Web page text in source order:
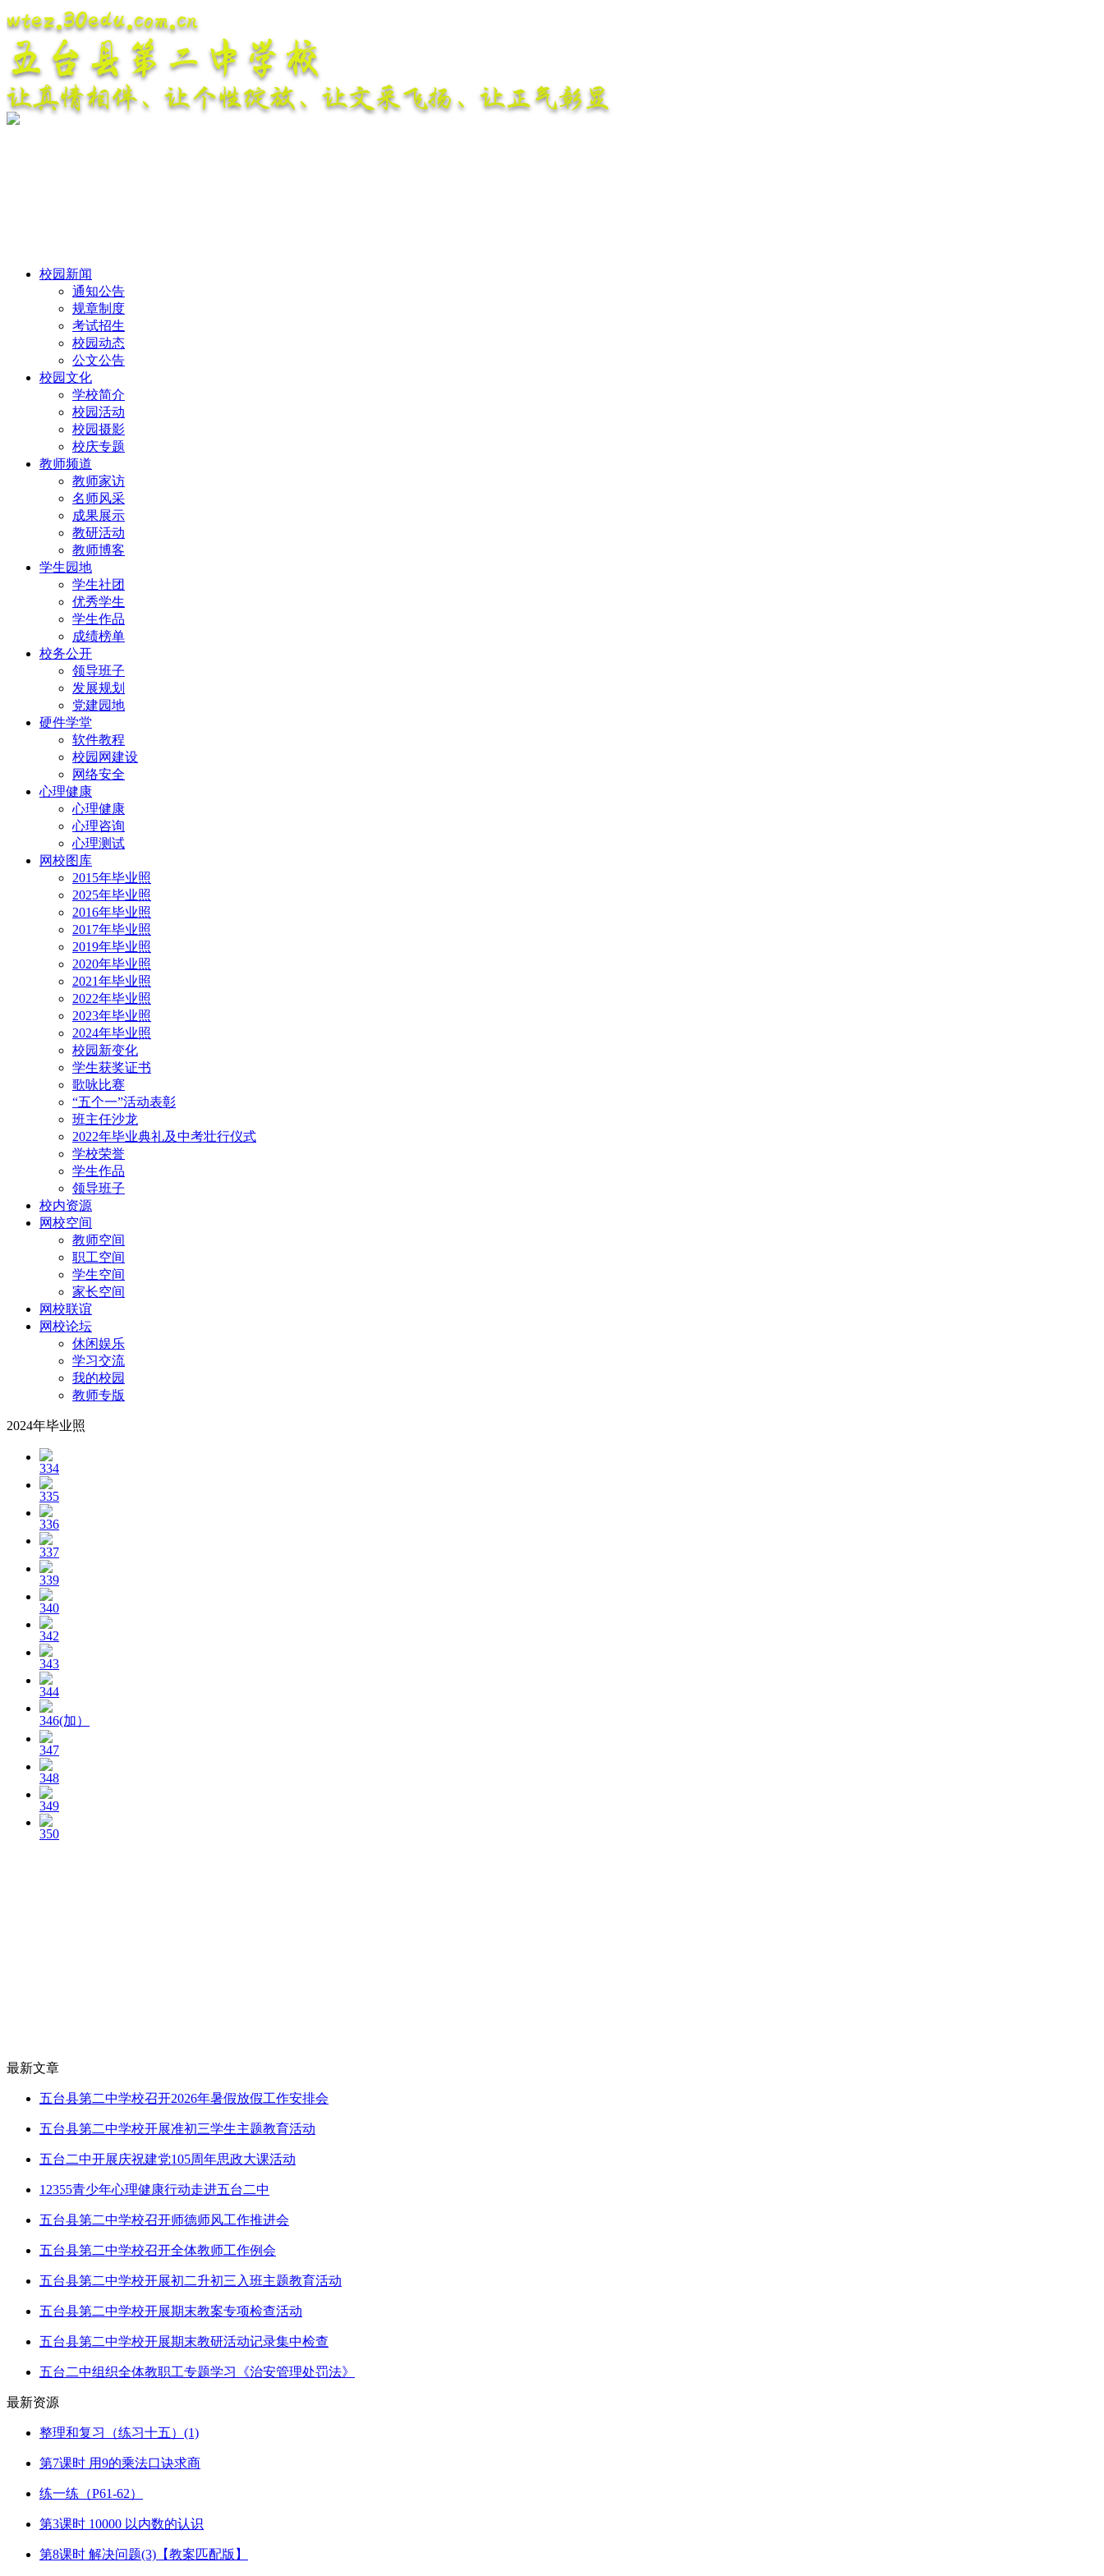
wtez.30edu.com.cn
五台县第二中学校
让真情相伴、让个性绽放、让文采飞扬、让正气彰显
校园新闻
通知公告
规章制度
考试招生
校园动态
公文公告
校园文化
学校简介
校园活动
校园摄影
校庆专题
教师频道
教师家访
名师风采
成果展示
教研活动
教师博客
学生园地
学生社团
优秀学生
学生作品
成绩榜单
校务公开
领导班子
发展规划
党建园地
硬件学堂
软件教程
校园网建设
网络安全
心理健康
心理健康
心理咨询
心理测试
网校图库
2015年毕业照
2025年毕业照
2016年毕业照
2017年毕业照
2019年毕业照
2020年毕业照
2021年毕业照
2022年毕业照
2023年毕业照
2024年毕业照
校园新变化
学生获奖证书
歌咏比赛
“五个一”活动表彰
班主任沙龙
2022年毕业典礼及中考壮行仪式
学校荣誉
学生作品
领导班子
校内资源
网校空间
教师空间
职工空间
学生空间
家长空间
网校联谊
网校论坛
休闲娱乐
学习交流
我的校园
教师专版
2024年毕业照
334
335
336
337
339
340
342
343
344
346(加）
347
348
349
350
最新文章
五台县第二中学校召开2026年暑假放假工作安排会
五台县第二中学校开展准初三学生主题教育活动
五台二中开展庆祝建党105周年思政大课活动
12355青少年心理健康行动走进五台二中
五台县第二中学校召开师德师风工作推进会
五台县第二中学校召开全体教师工作例会
五台县第二中学校开展初二升初三入班主题教育活动
五台县第二中学校开展期末教案专项检查活动
五台县第二中学校开展期末教研活动记录集中检查
五台二中组织全体教职工专题学习《治安管理处罚法》
最新资源
整理和复习（练习十五）(1)
第7课时 用9的乘法口诀求商
练一练（P61-62）
第3课时 10000 以内数的认识
第8课时 解决问题(3)【教案匹配版】